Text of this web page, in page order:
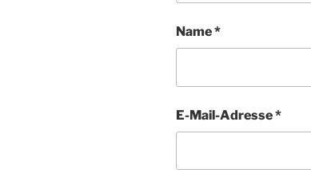
Name*
E-Mail-Adresse*